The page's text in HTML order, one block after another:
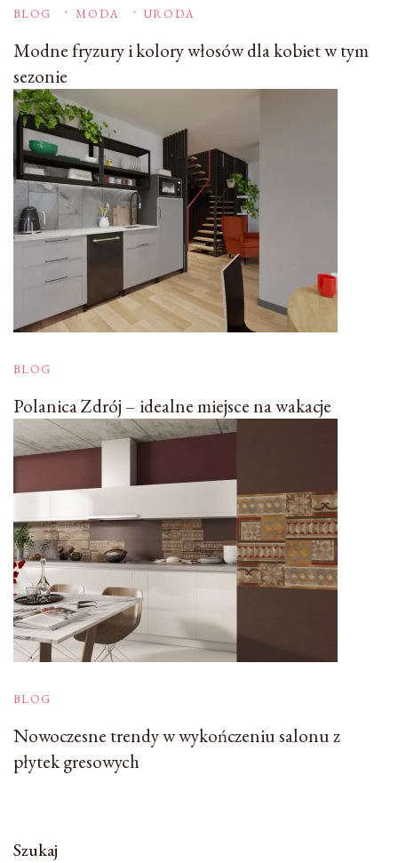
BLOG MODA URODA
Modne fryzury i kolory włosów dla kobiet w tym
sezonie
BLOG
Polanica Zdrój – idealne miejsce na wakacje
BLOG
Nowoczesne trendy w wykończeniu salonu z
płytek gresowych
Szukaj